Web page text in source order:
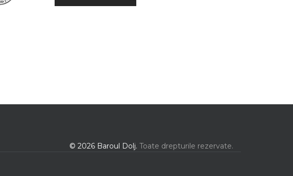
© 2026 Baroul Dolj. Toate drepturile rezervate.